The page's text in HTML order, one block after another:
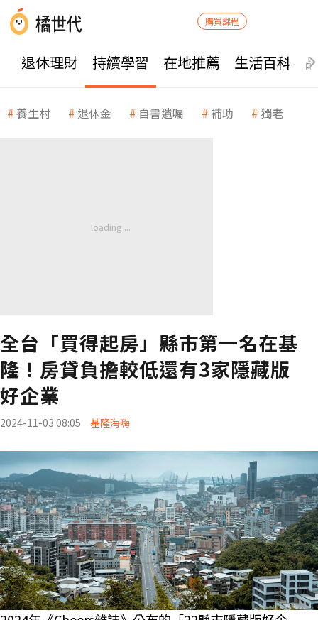
購買課程
退休理財 持續學習 在地推薦 生活百科
養生村 退休金 自書遺囑 補助 獨老
全台「買得起房」縣市第一名在基
隆！房貸負擔較低還有3家隱藏版
好企業
2024-11-03 08:05 基隆海嗨